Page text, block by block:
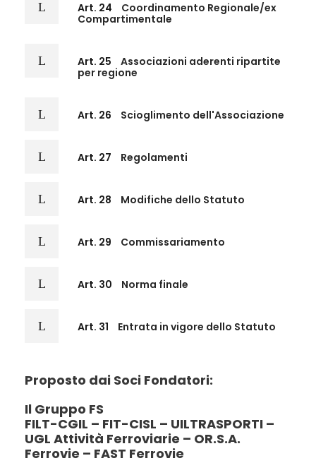
Art. 24
Coordinamento Regionale/ex
Compartimentale
Art. 25
Associazioni aderenti ripartite
per regione
Art. 26 Scioglimento dell'Associazione
Art. 27 Regolamenti
Art. 28 Modifiche dello Statuto
Art. 29 Commissariamento
Art. 30 Norma finale
Art. 31 Entrata in vigore dello Statuto
Proposto dai Soci Fondatori:
Il Gruppo FS
FILT-CGIL – FIT-CISL – UILTRASPORTI –
UGL Attività Ferroviarie – OR.S.A.
Ferrovie – FAST Ferrovie